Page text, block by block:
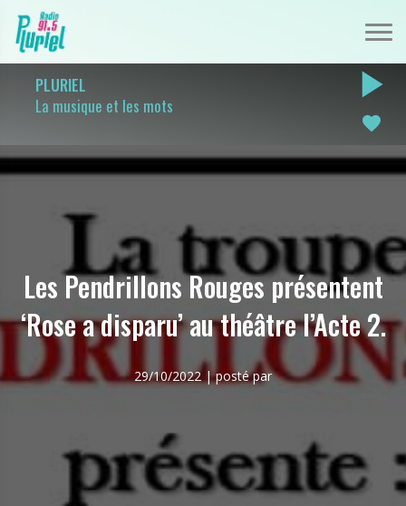
PLURIEL
La musique et les mots
play_arrow
favorite
Les Pendrillons Rouges présentent
‘Rose a disparu’ au théâtre l’Acte 2.
29/10/2022 | posté par